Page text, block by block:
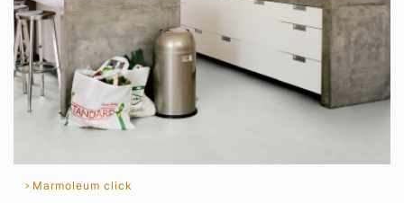
Marmoleum click